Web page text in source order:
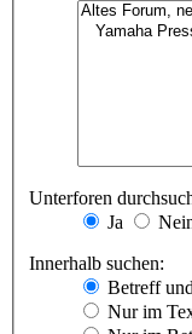
Unterforen
Ja
Innerhalb suchen:
Betreff
Nur im